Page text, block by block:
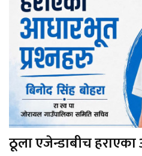
ठूला एजेन्डाबीच